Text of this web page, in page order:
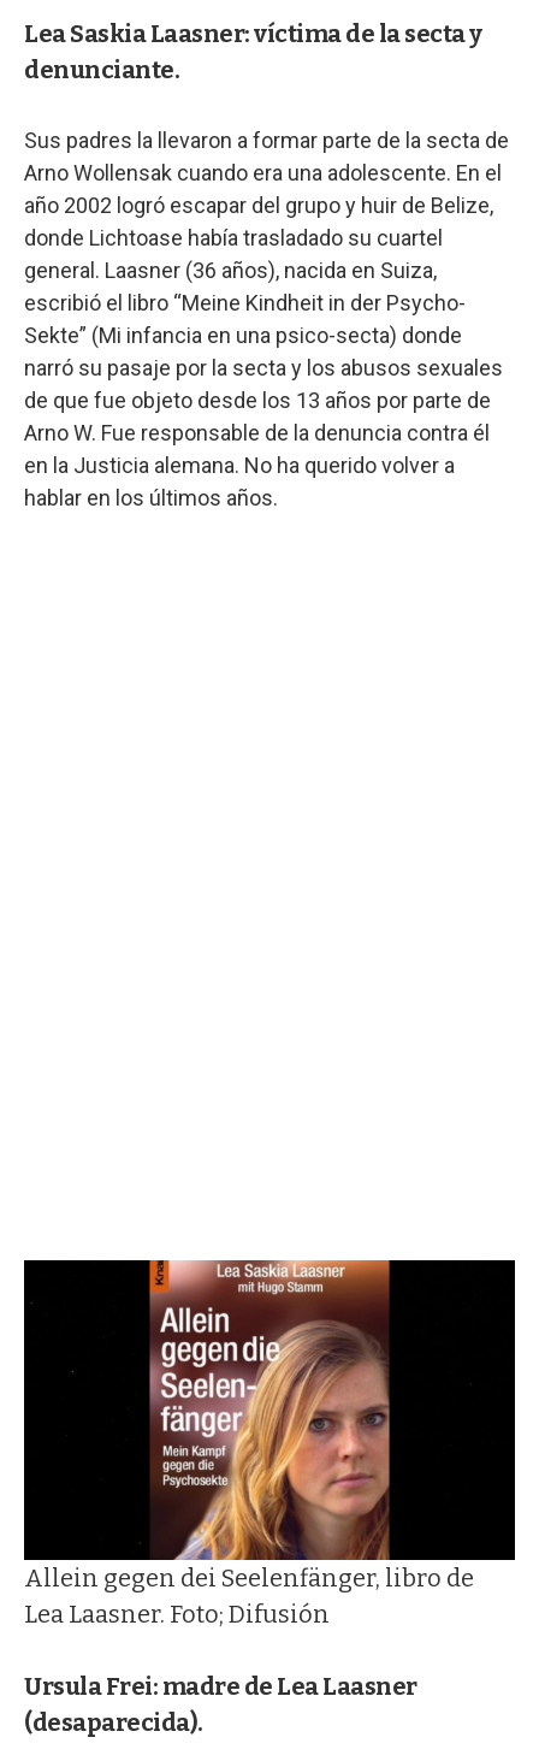
Lea Saskia Laasner: víctima de la secta y
denunciante.
Sus padres la llevaron a formar parte de la secta de
Arno Wollensak cuando era una adolescente. En el
año 2002 logró escapar del grupo y huir de Belize,
donde Lichtoase había trasladado su cuartel
general. Laasner (36 años), nacida en Suiza,
escribió el libro “Meine Kindheit in der Psycho-
Sekte” (Mi infancia en una psico-secta) donde
narró su pasaje por la secta y los abusos sexuales
de que fue objeto desde los 13 años por parte de
Arno W. Fue responsable de la denuncia contra él
en la Justicia alemana. No ha querido volver a
hablar en los últimos años.
Allein gegen dei Seelenfänger, libro de
Lea Laasner. Foto; Difusión
Ursula Frei: madre de Lea Laasner
(desaparecida).